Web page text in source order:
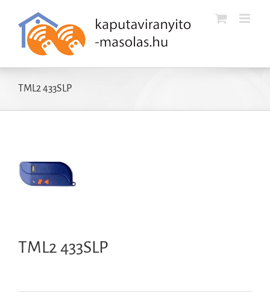
Kihagyás
TML2 433SLP
TML2 433SLP